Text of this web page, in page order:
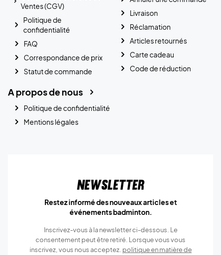
Ventes (CGV)
Politique de
confidentialité
FAQ
Correspondance de prix
Statut de commande
Livraison
Réclamation
Articles retournés
Carte cadeau
Code de réduction
A propos de nous
Politique de confidentialité
Mentions légales
Newsletter
Restez informé des nouveaux articles et
événements badminton.
Inscrivez-vous à la newsletter ci-dessous. Le
consentement peut être retiré. Lorsque vous vous
inscrivez, vous nous acceptez. politique en matière de